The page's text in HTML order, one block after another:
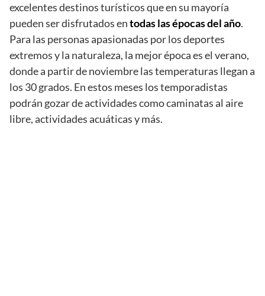
excelentes destinos turísticos que en su mayoría
pueden ser disfrutados entodas las épocas del año.
Para las personas apasionadas por los deportes
extremos y la naturaleza, la mejor época es el verano,
donde a partir de noviembre las temperaturas llegan a
los 30 grados. En estos meses los temporadistas
podrán gozar de actividades como caminatas al aire
libre, actividades acuáticas y más.